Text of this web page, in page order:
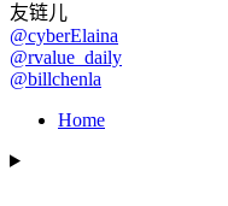
友链儿
@cyberElaina
@rvalue_daily
@billchenla
Home